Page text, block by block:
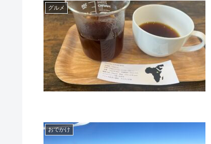
グルメ
おでかけ